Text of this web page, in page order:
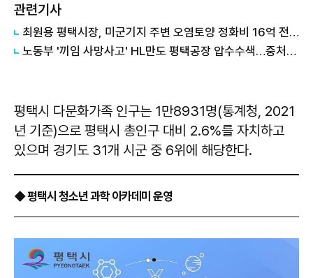
관련기사
최원용 평택시장, 미군기지 주변 오염토양 정화비 16억 전액 회수...국가 상대 소송 승소
노동부 '끼임 사망사고' HL만도 평택공장 압수수색…중처법 위반 등 수사
평택시 다문화가족 인구는 1만8931명(통계청, 2021
년 기준)으로 평택시 총인구 대비 2.6%를 자치하고
있으며 경기도 31개 시군 중 6위에 해당한다.
◆ 평택시 청소년 과학 아카데미 운영